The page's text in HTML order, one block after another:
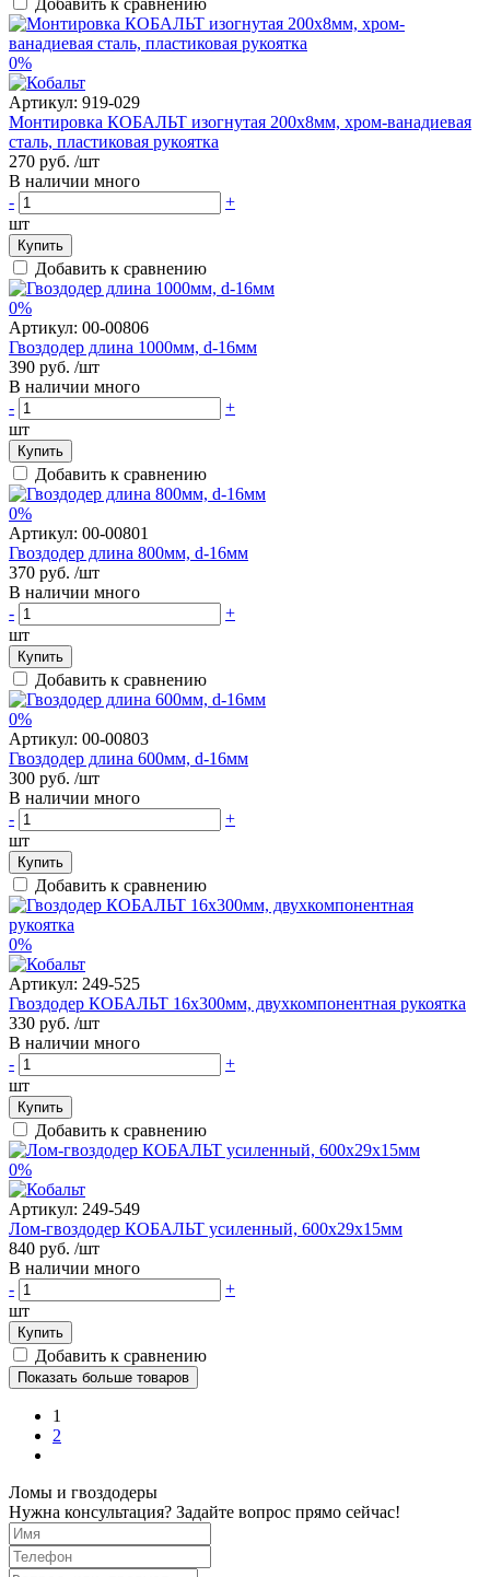
0%
Артикул: 919-029
Монтировка КОБАЛЬТ изогнутая 200х8мм, хром-ванадиевая
сталь, пластиковая рукоятка
270 руб. /шт
В наличии много
-
+
шт
Купить
Добавить к сравнению
0%
Артикул: 00-00806
Гвоздодер длина 1000мм, d-16мм
390 руб. /шт
В наличии много
-
+
шт
Купить
Добавить к сравнению
0%
Артикул: 00-00801
Гвоздодер длина 800мм, d-16мм
370 руб. /шт
В наличии много
-
+
шт
Купить
Добавить к сравнению
0%
Артикул: 00-00803
Гвоздодер длина 600мм, d-16мм
300 руб. /шт
В наличии много
-
+
шт
Купить
Добавить к сравнению
0%
Артикул: 249-525
Гвоздодер КОБАЛЬТ 16х300мм, двухкомпонентная рукоятка
330 руб. /шт
В наличии много
-
+
шт
Купить
Добавить к сравнению
0%
Артикул: 249-549
Лом-гвоздодер КОБАЛЬТ усиленный, 600х29х15мм
840 руб. /шт
В наличии много
-
+
шт
Купить
Добавить к сравнению
Показать больше товаров
1
2
Ломы и гвоздодеры
Нужна консультация? Задайте вопрос прямо сейчас!